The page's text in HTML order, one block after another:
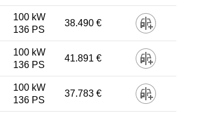
100 kW
136 PS
38.490 €
100 kW
136 PS
41.891 €
100 kW
136 PS
37.783 €